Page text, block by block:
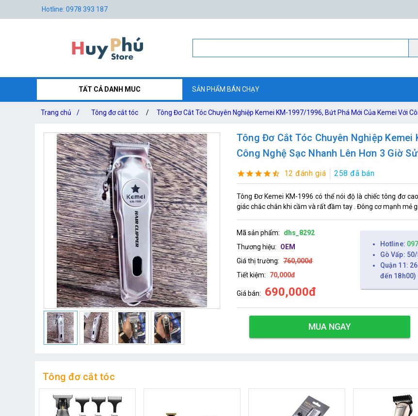
Hotline: 0978 393 187
TẤT CẢ DANH MUC SẢN PHẨM BÁN CHẠY
Trang chủ / Tông đơ cắt tóc / Tông Đơ Cắt Tóc Chuyên Nghiệp Kemei KM-1997/1996, Bứt Phá Mới Của Kemei Với
Tông Đơ Cắt Tóc Chuyên Nghiệp Kemei
Công Nghệ Sạc Nhanh Lên Hơn 3 Giờ
12 đánh giá 258 đã bán
Tông Đơ Kemei KM-1996 có thể nói độ là chiếc tông đơ
giác chắc chắn khi cầm và rất đầm tay . Đông cơ mạnh
Mã sản phẩm:
dhs_8292
Thương hiệu:
OEM
Giá thị trường: 760,000đ
Tiết kiệm:
70,000đ
Giá bán: 690,000đ
Hotline:
Gò Vấp: 50/
Quận 11:
đến 18h00)
MUA NGAY
Tông đơ cắt tóc